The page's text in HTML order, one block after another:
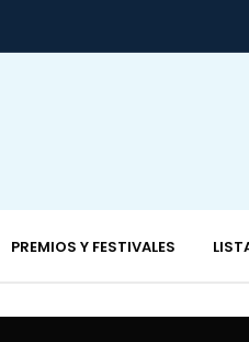
PREMIOS Y FESTIVALES